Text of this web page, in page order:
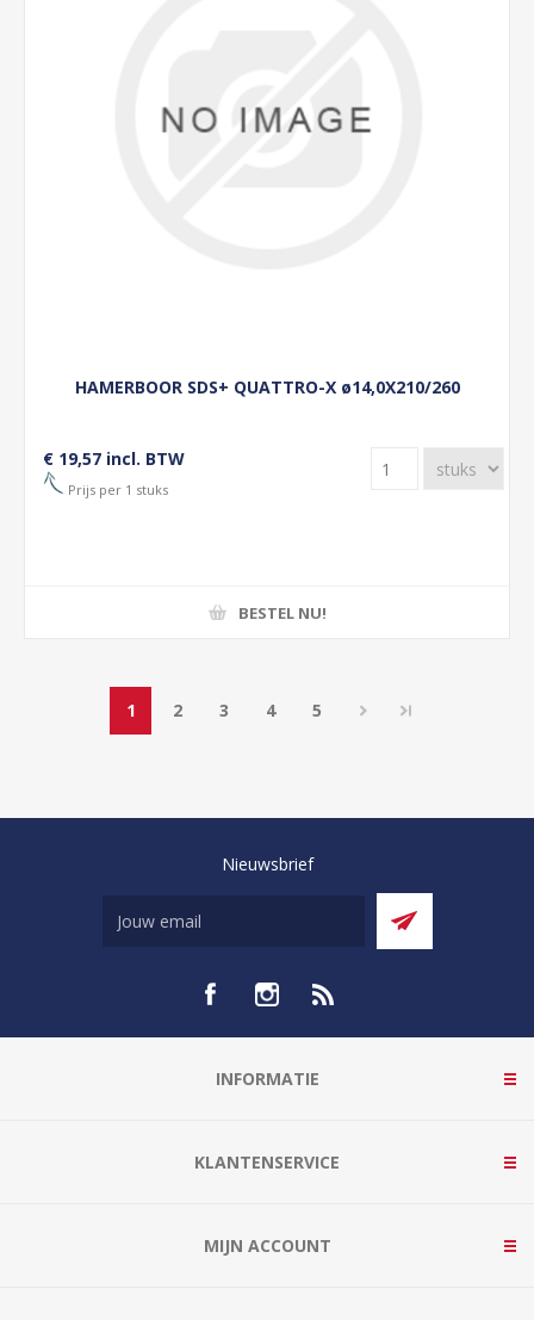
HAMERBOOR SDS+ QUATTRO-X ø14,0X210/260
€ 19,57 incl. BTW
Prijs per 1 stuks
BESTEL NU!
1 2 3 4 5
Nieuwsbrief
INFORMATIE
KLANTENSERVICE
MIJN ACCOUNT